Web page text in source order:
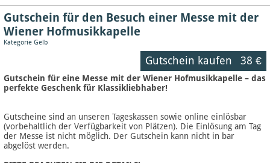
Gutschein für den Besuch einer Messe mit der
Wiener Hofmusikkapelle
Kategorie Gelb
Gutschein kaufen 38 €
Gutschein für eine Messe mit der Wiener Hofmusikkapelle – das
perfekte Geschenk für Klassikliebhaber!
Gutscheine sind an unseren Tageskassen sowie online einlösbar
(vorbehaltlich der Verfügbarkeit von Plätzen). Die Einlösung am Tag
der Messe ist nicht möglich. Der Gutschein kann nicht in bar
abgelöst werden.